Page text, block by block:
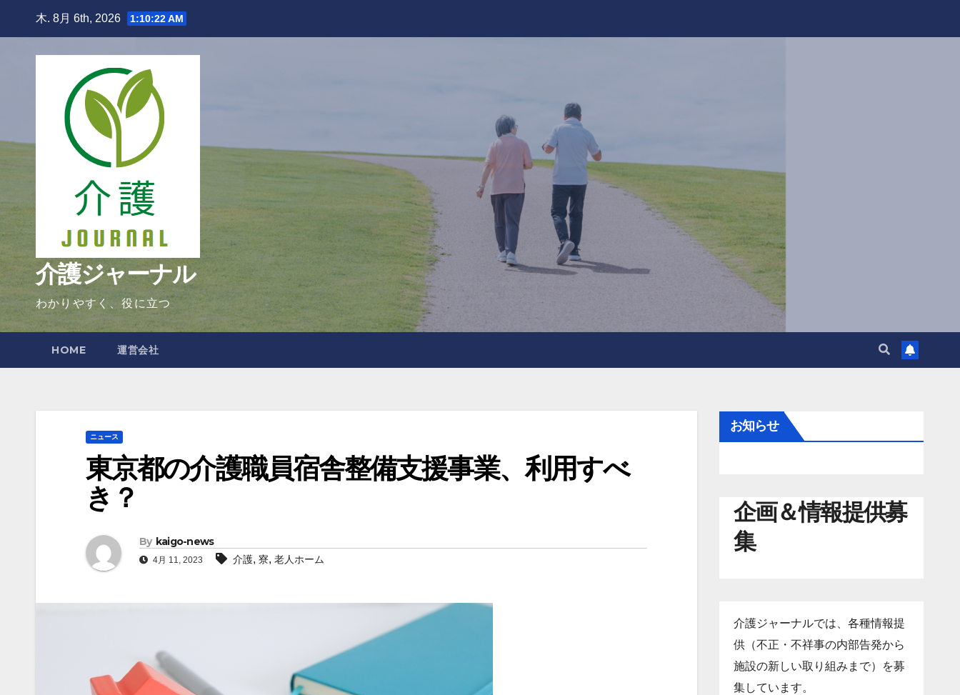
content
木. 8月 6th, 2026 1:10:23 AM
介護ジャーナル
わかりやすく、役に立つ
HOME 運営会社
ニュース
東京都の介護職員宿舎整備支援事業、利用すべ
き？
By kaigo-news
4月 11, 2023 介護, 寮, 老人ホーム
お知らせ
企画＆情報提供募
集
介護ジャーナルでは、各種情報提
供（不正・不祥事の内部告発から
施設の新しい取り組みまで）を募
集しています。